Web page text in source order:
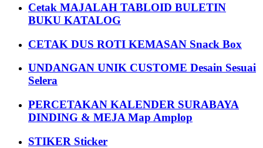
Cetak MAJALAH TABLOID BULETIN
BUKU KATALOG
CETAK DUS ROTI KEMASAN Snack Box
UNDANGAN UNIK CUSTOME Desain Sesuai
Selera
PERCETAKAN KALENDER SURABAYA
DINDING & MEJA Map Amplop
STIKER Sticker